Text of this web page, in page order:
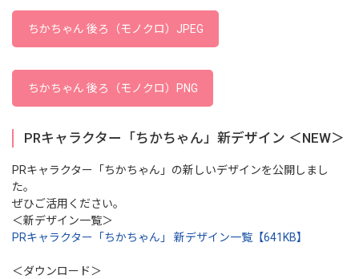
ちかちゃん 後ろ（モノクロ）JPEG
ちかちゃん 後ろ（モノクロ）PNG
PRキャラクター「ちかちゃん」新デザイン ＜NEW＞
PRキャラクター「ちかちゃん」の新しいデザインを公開しまし
た。
ぜひご活用ください。
＜新デザイン一覧＞
PRキャラクター「ちかちゃん」 新デザイン一覧【641KB】
＜ダウンロード＞